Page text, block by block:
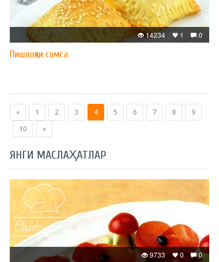
0
1
14234
Пишлоқли сомса
« 1 2 3 4 5 6 7 8
9
10
»
ЯНГИ МАСЛАҲАТЛАР
0
0
9733